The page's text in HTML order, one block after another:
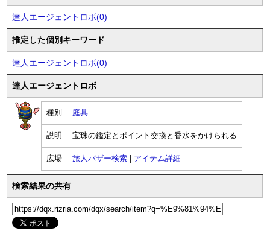
達人エージェントロボ(0)
推定した個別キーワード
達人エージェントロボ(0)
達人エージェントロボ
種別 庭具
説明 宝珠の鑑定とポイント交換と香水をかけられる
広場 旅人バザー検索 アイテム詳細
検索結果の共有